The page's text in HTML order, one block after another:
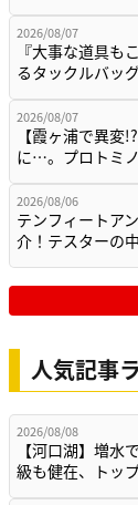
2026/08/07
『大事な道具も
るタックルバッ
2026/08/07
【霞ヶ浦で異変
に…。プロトミ
2026/08/06
テンフィートア
介！テスターの
人気記事
2026/08/08
【河口湖】増水
級も健在、トッ